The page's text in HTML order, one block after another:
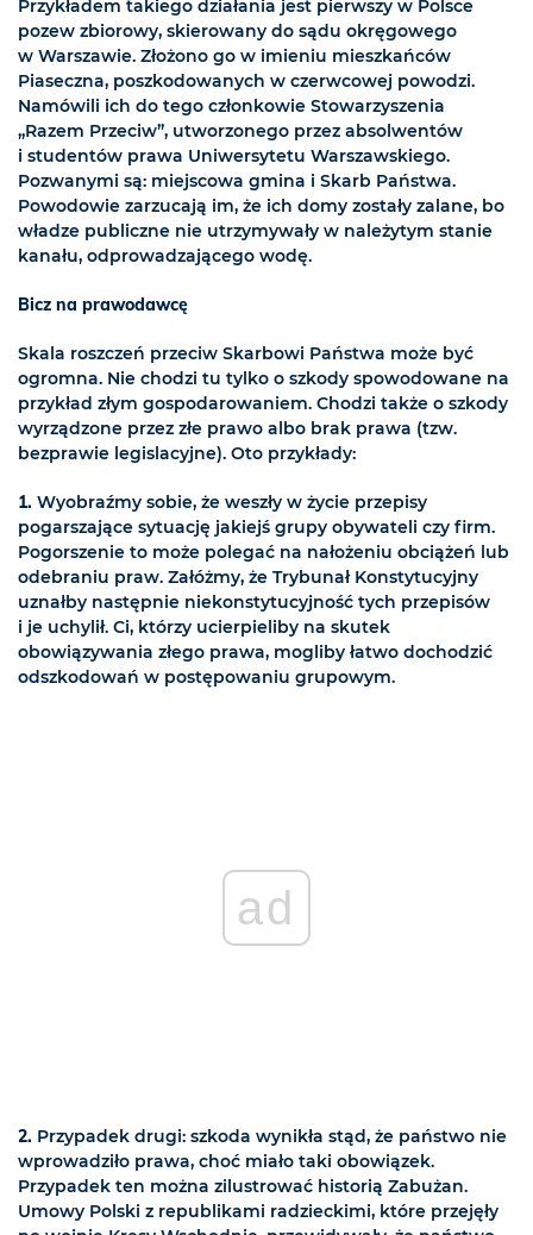
Przykładem takiego działania jest pierwszy w Polsce
pozew zbiorowy, skierowany do sądu okręgowego
w Warszawie. Złożono go w imieniu mieszkańców
Piaseczna, poszkodowanych w czerwcowej powodzi.
Namówili ich do tego członkowie Stowarzyszenia
„Razem Przeciw”, utworzonego przez absolwentów
i studentów prawa Uniwersytetu Warszawskiego.
Pozwanymi są: miejscowa gmina i Skarb Państwa.
Powodowie zarzucają im, że ich domy zostały zalane, bo
władze publiczne nie utrzymywały w należytym stanie
kanału, odprowadzającego wodę.
Bicz na prawodawcę
Skala roszczeń przeciw Skarbowi Państwa może być
ogromna. Nie chodzi tu tylko o szkody spowodowane na
przykład złym gospodarowaniem. Chodzi także o szkody
wyrządzone przez złe prawo albo brak prawa (tzw.
bezprawie legislacyjne). Oto przykłady:
1. Wyobraźmy sobie, że weszły w życie przepisy
pogarszające sytuację jakiejś grupy obywateli czy firm.
Pogorszenie to może polegać na nałożeniu obciążeń lub
odebraniu praw. Załóżmy, że Trybunał Konstytucyjny
uznałby następnie niekonstytucyjność tych przepisów
i je uchylił. Ci, którzy ucierpieliby na skutek
obowiązywania złego prawa, mogliby łatwo dochodzić
odszkodowań w postępowaniu grupowym.
ad
2. Przypadek drugi: szkoda wynikła stąd, że państwo nie
wprowadziło prawa, choć miało taki obowiązek.
Przypadek ten można zilustrować historią Zabużan.
Umowy Polski z republikami radzieckimi, które przejęły